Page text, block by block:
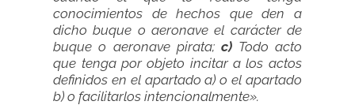
conocimientos de hechos que den a
dicho buque o aeronave el carácter de
buque o aeronave pirata;c) Todo acto
que tenga por objeto incitar a los actos
definidos en el apartado a) o el apartado
b) o facilitarlos intencionalmente».